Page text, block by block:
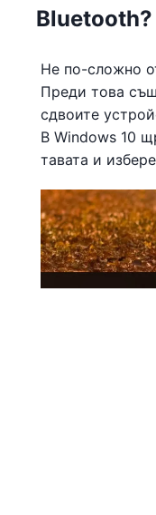
Bluetooth?
Не по-сложно
Преди това
сдвоите
В Windows 10
тавата и